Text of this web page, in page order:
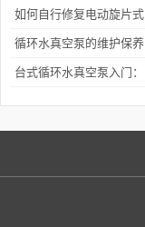
学生实习就业基地
如何自行修复电动旋片式
真空泵无法启动的问题
循环水真空泵的维护保养
与故障排除指南
台式循环水真空泵入门：